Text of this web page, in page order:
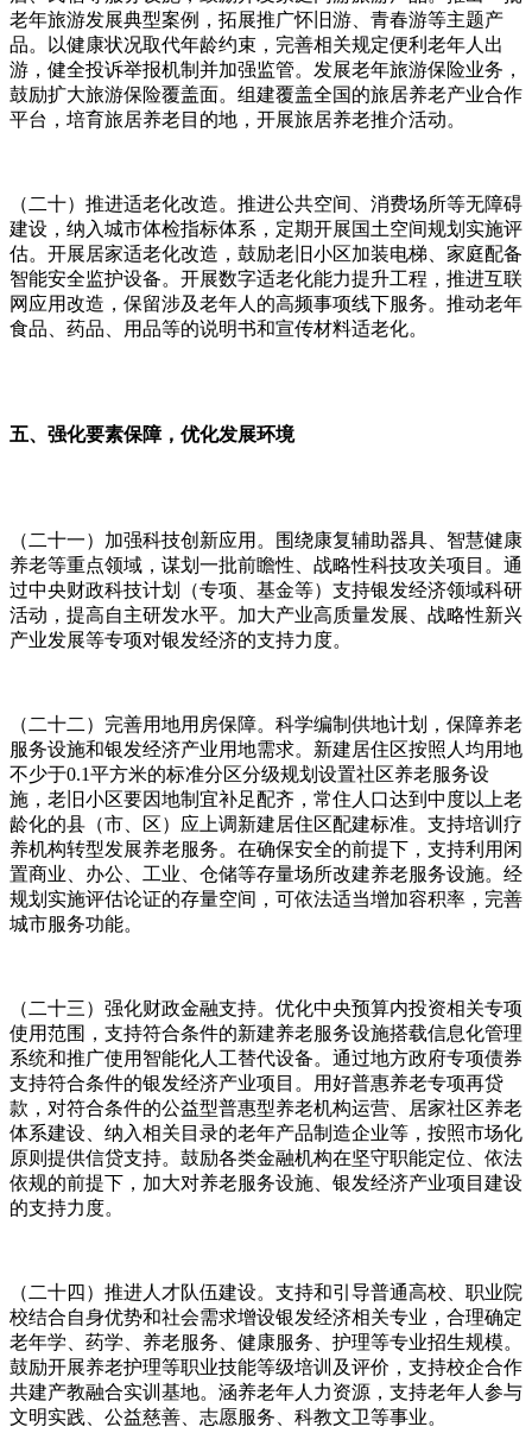
老年旅游发展典型案例，拓展推广怀旧游、青春游等主题产
品。以健康状况取代年龄约束，完善相关规定便利老年人出
游，健全投诉举报机制并加强监管。发展老年旅游保险业务，
鼓励扩大旅游保险覆盖面。组建覆盖全国的旅居养老产业合作
平台，培育旅居养老目的地，开展旅居养老推介活动。
（二十）推进适老化改造。推进公共空间、消费场所等无障碍
建设，纳入城市体检指标体系，定期开展国土空间规划实施评
估。开展居家适老化改造，鼓励老旧小区加装电梯、家庭配备
智能安全监护设备。开展数字适老化能力提升工程，推进互联
网应用改造，保留涉及老年人的高频事项线下服务。推动老年
食品、药品、用品等的说明书和宣传材料适老化。
五、强化要素保障，优化发展环境
（二十一）加强科技创新应用。围绕康复辅助器具、智慧健康
养老等重点领域，谋划一批前瞻性、战略性科技攻关项目。通
过中央财政科技计划（专项、基金等）支持银发经济领域科研
活动，提高自主研发水平。加大产业高质量发展、战略性新兴
产业发展等专项对银发经济的支持力度。
（二十二）完善用地用房保障。科学编制供地计划，保障养老
服务设施和银发经济产业用地需求。新建居住区按照人均用地
不少于0.1平方米的标准分区分级规划设置社区养老服务设
施，老旧小区要因地制宜补足配齐，常住人口达到中度以上老
龄化的县（市、区）应上调新建居住区配建标准。支持培训疗
养机构转型发展养老服务。在确保安全的前提下，支持利用闲
置商业、办公、工业、仓储等存量场所改建养老服务设施。经
规划实施评估论证的存量空间，可依法适当增加容积率，完善
城市服务功能。
（二十三）强化财政金融支持。优化中央预算内投资相关专项
使用范围，支持符合条件的新建养老服务设施搭载信息化管理
系统和推广使用智能化人工替代设备。通过地方政府专项债券
支持符合条件的银发经济产业项目。用好普惠养老专项再贷
款，对符合条件的公益型普惠型养老机构运营、居家社区养老
体系建设、纳入相关目录的老年产品制造企业等，按照市场化
原则提供信贷支持。鼓励各类金融机构在坚守职能定位、依法
依规的前提下，加大对养老服务设施、银发经济产业项目建设
的支持力度。
（二十四）推进人才队伍建设。支持和引导普通高校、职业院
校结合自身优势和社会需求增设银发经济相关专业，合理确定
老年学、药学、养老服务、健康服务、护理等专业招生规模。
鼓励开展养老护理等职业技能等级培训及评价，支持校企合作
共建产教融合实训基地。涵养老年人力资源，支持老年人参与
文明实践、公益慈善、志愿服务、科教文卫等事业。